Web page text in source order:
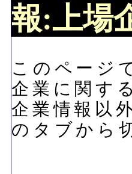
報:上場
このページ
企業に関す
企業情報以
のタブから